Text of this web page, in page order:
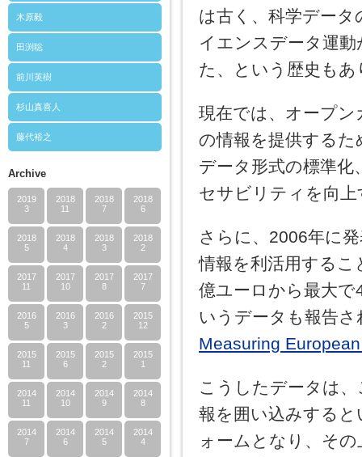
木原毅
田渕聡
前川英樹
杉山真喜人
藤代裕之
Archive
2019
3
2018
11
2018
7
2018
6
2018
5
2018
4
2018
3
2018
2
2017
11
2017
10
2017
8
2017
7
2016
5
2016
3
2016
2
2015
12
2015
11
2015
6
2015
2
2015
1
2014
11
2014
10
2014
9
2014
8
2014
7
2014
6
2014
5
2014
4
は古く、科学デー
イエンスデータ運
た、という歴史もあ
現在では、オープ
の情報を提供する
データ形式の標準
セサビリティを向
さらに、2006年に
情報を利活用するこ
億ユーロから最大
いうデータも報告
Measuring
こうしたデータは
報を囲い込みする
ォームとなり、そ